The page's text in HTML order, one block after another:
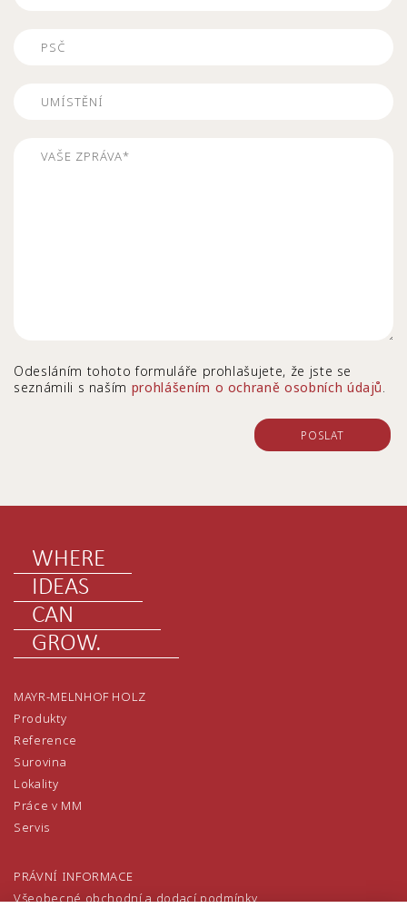
Odesláním tohoto formuláře prohlašujete, že jste se
seznámili s naším prohlášením o ochraně osobních údajů.
POSLAT
WHERE
IDEAS
CAN
GROW.
MAYR-MELNHOF HOLZ
Produkty
Reference
Surovina
Lokality
Práce v MM
Servis
PRÁVNÍ INFORMACE
Všeobecné obchodní a dodací podmínky